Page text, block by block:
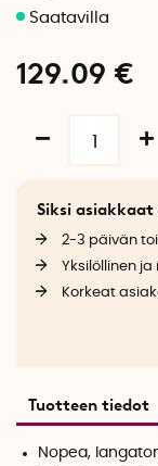
129.09 €
Siksi
2-3 päivän
Yksilöllinen
Korkeat
Tuotteen tiedot
Nopea,